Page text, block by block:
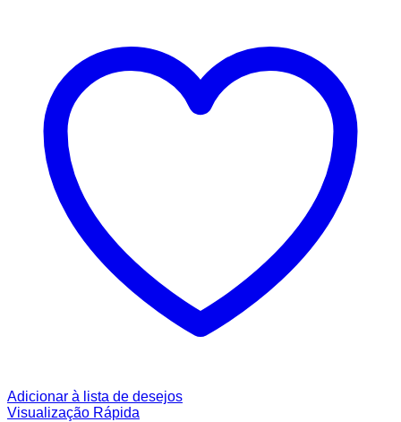
Adicionar à lista de desejos
Visualização Rápida